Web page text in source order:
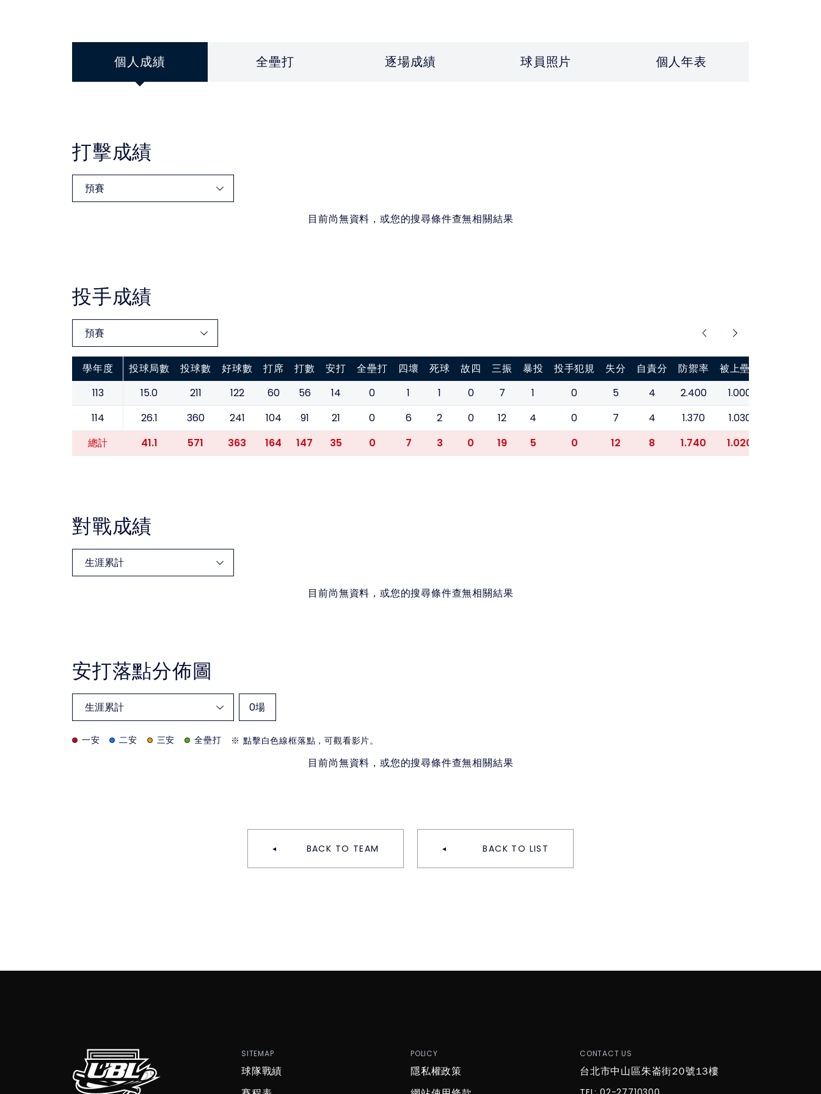
個人成績 全壘打 逐場成績 球員照片 個人年表
打擊成績
目前尚無資料，或您的搜尋條件查無相關結果
投手成績
學年度 投球局數 投球數 好球數 打席 打數 安打 全壘打 四壞 死球 故四 三振 暴投 投手犯規 失分 自責分 防禦率 被上壘率
113 15.0 211 122 60 56 14 0 1 1 0 7 1 0 5 4 2.400
1.000
114
26.1 360 241 104 91 21 0 6 2 0 12 4 0 7 4 1.370 1.030
總計 41.1 571 363 164 147 35 0 7 3 0 19 5 0 12 8 1.740 1.020
對戰成績
目前尚無資料，或您的搜尋條件查無相關結果
安打落點分佈圖
0場
一安 二安 三安 全壘打 ※ 點擊白色線框落點，可觀看影片。
目前尚無資料，或您的搜尋條件查無相關結果
BACK TO TEAM BACK TO LIST
SITEMAP
球隊戰績
POLICY
隱私權政策
CONTACT US
台北市中山區朱崙街20號13樓